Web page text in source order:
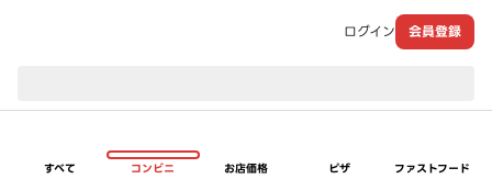
ログイン 会員登録
すべて コンビニ お店価格 ピザ ファストフード